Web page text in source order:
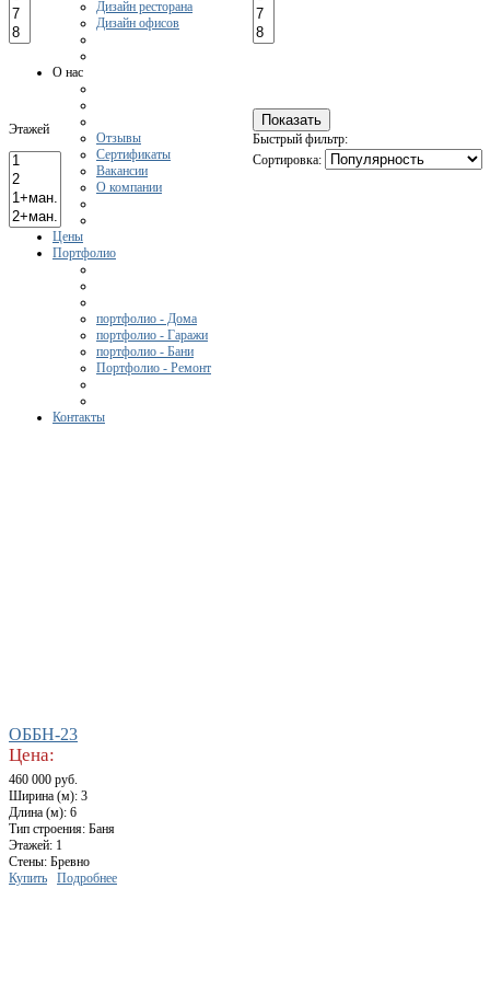
Дизайн ресторана
Дизайн офисов
О нас
Отзывы
Сертификаты
Вакансии
О компании
Цены
Портфолио
портфолио - Дома
портфолио - Гаражи
портфолио - Бани
Портфолио - Ремонт
Контакты
Этажей
Быстрый фильтр:
Сортировка:
ОББН-23
Цена:
460 000 руб.
Ширина (м): 3
Длина (м): 6
Тип строения: Баня
Этажей: 1
Стены: Бревно
Купить
Подробнее